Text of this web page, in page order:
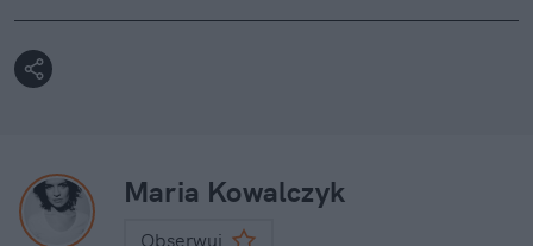
Maria Kowalczyk
Obserwuj